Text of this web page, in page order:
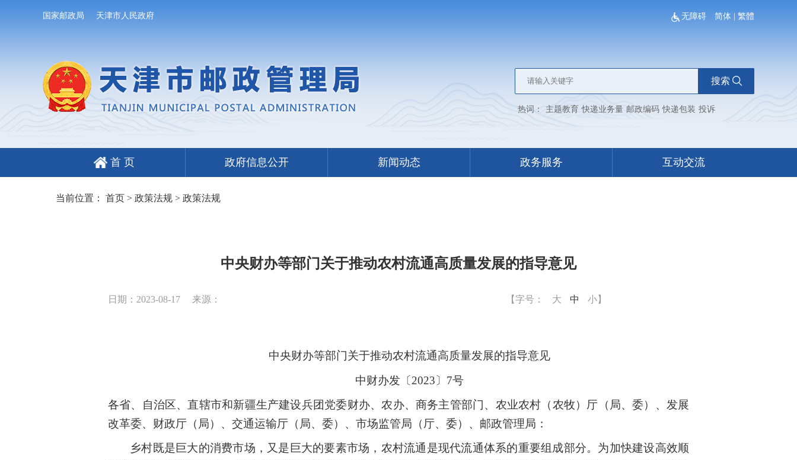
国家邮政局 天津市人民政府 无障碍 简体 繁體
搜索
热词： 主题教育 快递业务量 邮政编码 快递包装 投诉
首 页 政府信息公开 新闻动态 政务服务 互动交流
当前位置： 首页> 政策法规> 政策法规
中央财办等部门关于推动农村流通高质量发展的指导意见
日期：2023-08-17 来源： 【字号： 大 中 小】
中央财办等部门关于推动农村流通高质量发展的指导意见
中财办发〔2023〕7号
各省、自治区、直辖市和新疆生产建设兵团党委财办、农办、商务主管部门、农业农村（农牧）厅（局、委）、发展
改革委、财政厅（局）、交通运输厅（局、委）、市场监管局（厅、委）、邮政管理局：
乡村既是巨大的消费市场，又是巨大的要素市场，农村流通是现代流通体系的重要组成部分。为加快建设高效顺